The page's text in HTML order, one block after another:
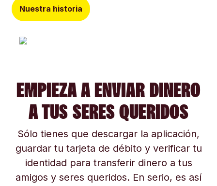
Nuestra historia
EMPIEZA A ENVIAR DINERO
A TUS SERES QUERIDOS
Sólo tienes que descargar la aplicación,
guardar tu tarjeta de débito y verificar tu
identidad para transferir dinero a tus
amigos y seres queridos. En serio, es así